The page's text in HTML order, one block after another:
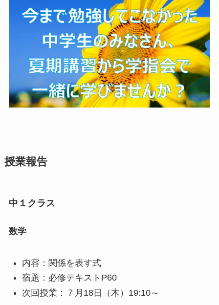
授業報告
中１クラス
数学
内容：関係を表す式
宿題：必修テキストP60
次回授業：７月18日（木）19:10～